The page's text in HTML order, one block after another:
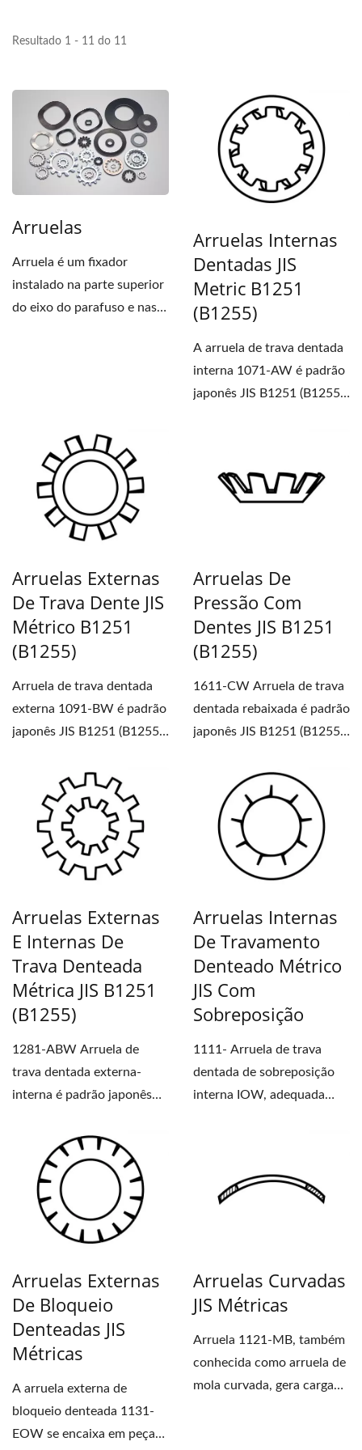
Resultado 1 - 11 do 11
Arruelas
Arruela é um fixador
instalado na parte superior
do eixo do parafuso e nas
Arruelas Internas
Dentadas JIS
Metric B1251
(B1255)
A arruela de trava dentada
interna 1071-AW é padrão
japonês JIS B1251 (B1255).
Arruelas Externas
De Trava Dente JIS
Métrico B1251
(B1255)
Arruela de trava dentada
externa 1091-BW é padrão
japonês JIS B1251 (B1255).
Arruelas De
Pressão Com
Dentes JIS B1251
(B1255)
1611-CW Arruela de trava
dentada rebaixada é padrão
japonês JIS B1251 (B1255),
Arruelas Externas
E Internas De
Trava Denteada
Métrica JIS B1251
(B1255)
1281-ABW Arruela de
trava dentada externa-
interna é padrão japonês
frequentemente...
Arruelas Internas
De Travamento
Denteado Métrico
JIS Com
Sobreposição
1111- Arruela de trava
dentada de sobreposição
interna IOW, adequada
Arruelas Externas
De Bloqueio
Denteadas JIS
Métricas
A arruela externa de
bloqueio denteada 1131-
EOW se encaixa em peças
Arruelas Curvadas
JIS Métricas
Arruela 1121-MB, também
conhecida como arruela de
mola curvada, gera carga